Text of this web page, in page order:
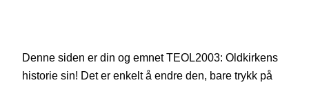
Denne siden er din og emnet TEOL2003: Oldkirkens
historie sin! Det er enkelt å endre den, bare trykk på